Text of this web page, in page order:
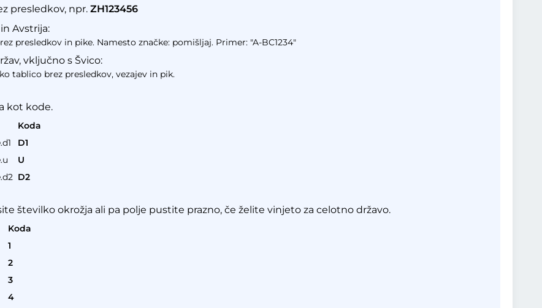
presledkov, npr. ZH123456
Avstrija:
presledkov in pike. Namesto značke: pomišljaj. Primer: "A-BC1234"
vključno s Švico:
tablico brez presledkov, vezajev in pik.
kot kode.
Koda
D1
U
D2
številko okrožja ali pa polje pustite prazno, če želite vinjeto za celotno državo.
Koda
1
2
3
4